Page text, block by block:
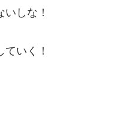
しな！
いく！